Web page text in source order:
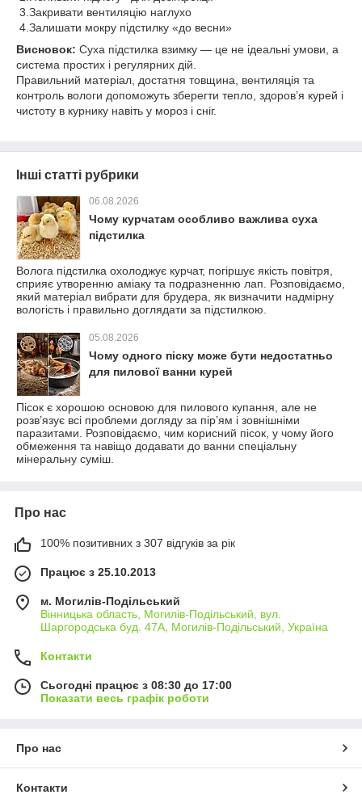
3.Закривати вентиляцію наглухо
4.Залишати мокру підстилку «до весни»
Висновок: Суха підстилка взимку — це не ідеальні умови, а
система простих і регулярних дій.
Правильний матеріал, достатня товщина, вентиляція та
контроль вологи допоможуть зберегти тепло, здоров’я курей і
чистоту в курнику навіть у мороз і сніг.
Інші статті рубрики
06.08.2026
Чому курчатам особливо важлива суха
підстилка
Волога підстилка охолоджує курчат, погіршує якість повітря,
сприяє утворенню аміаку та подразненню лап. Розповідаємо,
який матеріал вибрати для брудера, як визначити надмірну
вологість і правильно доглядати за підстилкою.
05.08.2026
Чому одного піску може бути недостатньо
для пилової ванни курей
Пісок є хорошою основою для пилового купання, але не
розв’язує всі проблеми догляду за пір’ям і зовнішніми
паразитами. Розповідаємо, чим корисний пісок, у чому його
обмеження та навіщо додавати до ванни спеціальну
мінеральну суміш.
Про нас
100% позитивних з 307 відгуків за рік
Працює з 25.10.2013
м. Могилів-Подільський
Вінницька область, Могилів-Подільський, вул.
Шаргородська буд. 47А, Могилів-Подільський, Україна
Контакти
Сьогодні працює з 08:30 до 17:00
Показати весь графік роботи
Про нас
Контакти